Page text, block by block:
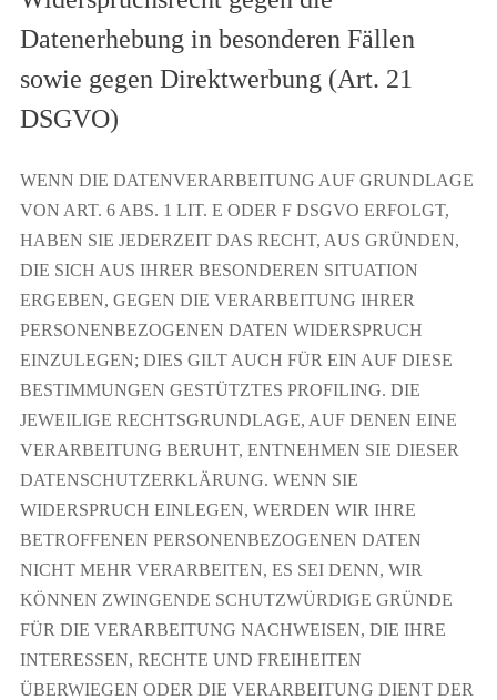
Datenerhebung in besonderen Fällen
sowie gegen Direktwerbung (Art. 21
DSGVO)
WENN DIE DATENVERARBEITUNG AUF GRUNDLAGE
VON ART. 6 ABS. 1 LIT. E ODER F DSGVO ERFOLGT,
HABEN SIE JEDERZEIT DAS RECHT, AUS GRÜNDEN,
DIE SICH AUS IHRER BESONDEREN SITUATION
ERGEBEN, GEGEN DIE VERARBEITUNG IHRER
PERSONENBEZOGENEN DATEN WIDERSPRUCH
EINZULEGEN; DIES GILT AUCH FÜR EIN AUF DIESE
BESTIMMUNGEN GESTÜTZTES PROFILING. DIE
JEWEILIGE RECHTSGRUNDLAGE, AUF DENEN EINE
VERARBEITUNG BERUHT, ENTNEHMEN SIE DIESER
DATENSCHUTZERKLÄRUNG. WENN SIE
WIDERSPRUCH EINLEGEN, WERDEN WIR IHRE
BETROFFENEN PERSONENBEZOGENEN DATEN
NICHT MEHR VERARBEITEN, ES SEI DENN, WIR
KÖNNEN ZWINGENDE SCHUTZWÜRDIGE GRÜNDE
FÜR DIE VERARBEITUNG NACHWEISEN, DIE IHRE
INTERESSEN, RECHTE UND FREIHEITEN
ÜBERWIEGEN ODER DIE VERARBEITUNG DIENT DER